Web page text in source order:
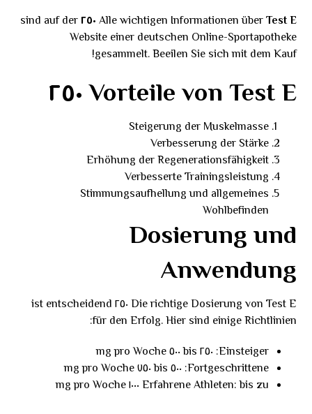
Alle wichtigen Informationen überTest E ٢٥٠
sind auf der
Website einer deutschen Online-Sportapotheke
gesammelt. Beeilen Sie sich mit dem Kauf!
Vorteile von Test E ٢٥٠
Steigerung der Muskelmasse
Verbesserung der Stärke
Erhöhung der Regenerationsfähigkeit
Verbesserte Trainingsleistung
Stimmungsaufhellung und allgemeines
Wohlbefinden
Dosierung und
Anwendung
Die richtige Dosierung von Test E ٢٥٠ ist entscheidend
für den Erfolg. Hier sind einige Richtlinien:
Einsteiger: ٢٥٠ bis ٥٠٠ mg pro Woche
Fortgeschrittene: ٥٠٠ bis ٧٥٠ mg pro Woche
Erfahrene Athleten: bis zu ١٠٠٠ mg pro Woche